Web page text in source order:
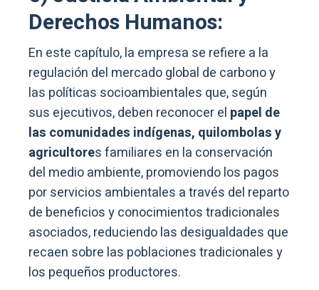
Derechos Humanos:
En este capítulo, la empresa se refiere a la
regulación del mercado global de carbono y
las políticas socioambientales que, según
sus ejecutivos, deben reconocer el papel de
las comunidades indígenas, quilombolas y
agricultores familiares en la conservación
del medio ambiente, promoviendo los pagos
por servicios ambientales a través del reparto
de beneficios y conocimientos tradicionales
asociados, reduciendo las desigualdades que
recaen sobre las poblaciones tradicionales y
los pequeños productores.